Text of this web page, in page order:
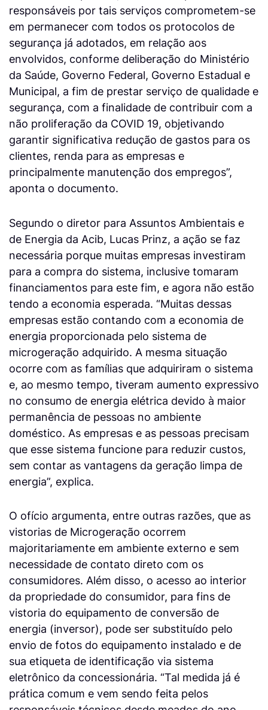
responsáveis por tais serviços comprometem-se
em permanecer com todos os protocolos de
segurança já adotados, em relação aos
envolvidos, conforme deliberação do Ministério
da Saúde, Governo Federal, Governo Estadual e
Municipal, a fim de prestar serviço de qualidade e
segurança, com a finalidade de contribuir com a
não proliferação da COVID 19, objetivando
garantir significativa redução de gastos para os
clientes, renda para as empresas e
principalmente manutenção dos empregos”,
aponta o documento.
Segundo o diretor para Assuntos Ambientais e
de Energia da Acib, Lucas Prinz, a ação se faz
necessária porque muitas empresas investiram
para a compra do sistema, inclusive tomaram
financiamentos para este fim, e agora não estão
tendo a economia esperada. “Muitas dessas
empresas estão contando com a economia de
energia proporcionada pelo sistema de
microgeração adquirido. A mesma situação
ocorre com as famílias que adquiriram o sistema
e, ao mesmo tempo, tiveram aumento expressivo
no consumo de energia elétrica devido à maior
permanência de pessoas no ambiente
doméstico. As empresas e as pessoas precisam
que esse sistema funcione para reduzir custos,
sem contar as vantagens da geração limpa de
energia”, explica.
O ofício argumenta, entre outras razões, que as
vistorias de Microgeração ocorrem
majoritariamente em ambiente externo e sem
necessidade de contato direto com os
consumidores. Além disso, o acesso ao interior
da propriedade do consumidor, para fins de
vistoria do equipamento de conversão de
energia (inversor), pode ser substituído pelo
envio de fotos do equipamento instalado e de
sua etiqueta de identificação via sistema
eletrônico da concessionária. “Tal medida já é
prática comum e vem sendo feita pelos